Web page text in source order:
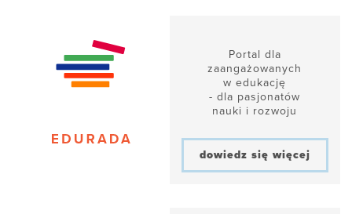
Portal dla
zaangażowanych
w edukację
- dla pasjonatów
nauki i rozwoju
dowiedz się więcej